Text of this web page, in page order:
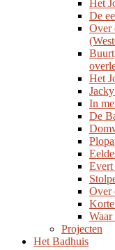
Het
De
Over
Het
In
De
Evert
Over
Projecten
Het Badhuis